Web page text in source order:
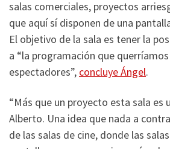
salas comerciales, proyectos
que aquí sí disponen de una
El objetivo de la sala es tener la
a “la programación que
espectadores”, concluye Ángel.
“Más que un proyecto esta sala es
Alberto. Una idea que nada a
de las salas de cine, donde las